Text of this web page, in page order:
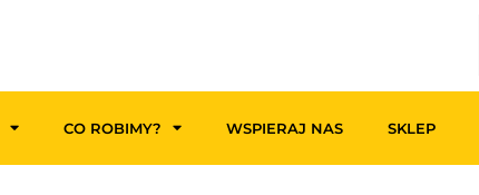
CO ROBIMY? WSPIERAJ NAS SKLEP